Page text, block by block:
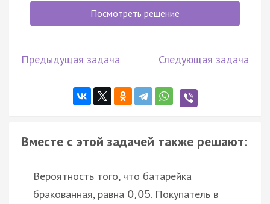
Посмотреть решение
Предыдущая задача Следующая задача
Вместе с этой задачей также решают:
Вероятность того, что батарейка
бракованная, равна 0,05. Покупатель в